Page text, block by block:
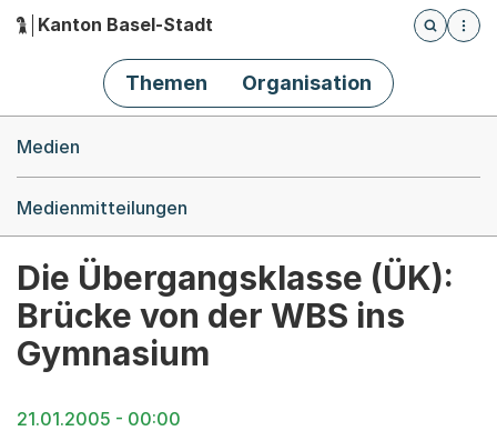
Hauptnavigation
Kanton Basel-Stadt
Öffnet
Themen Organisation
Medien
Medienmitteilungen
Die Übergangsklasse (ÜK):
Brücke von der WBS ins
Gymnasium
21.01.2005 - 00:00